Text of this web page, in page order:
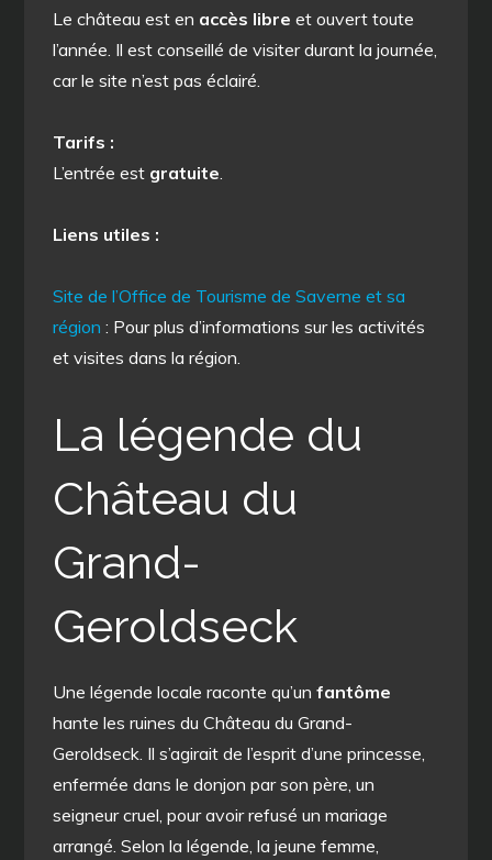
Le château est en accès libre et ouvert toute
l’année. Il est conseillé de visiter durant la journée,
car le site n’est pas éclairé.
Tarifs :
L’entrée est gratuite.
Liens utiles :
Site de l’Office de Tourisme de Saverne et sa
région : Pour plus d’informations sur les activités
et visites dans la région.
La légende du
Château du
Grand-
Geroldseck
Une légende locale raconte qu’unfantôme
hante les ruines du Château du Grand-
Geroldseck. Il s’agirait de l’esprit d’une princesse,
enfermée dans le donjon par son père, un
seigneur cruel, pour avoir refusé un mariage
arrangé. Selon la légende, la jeune femme,